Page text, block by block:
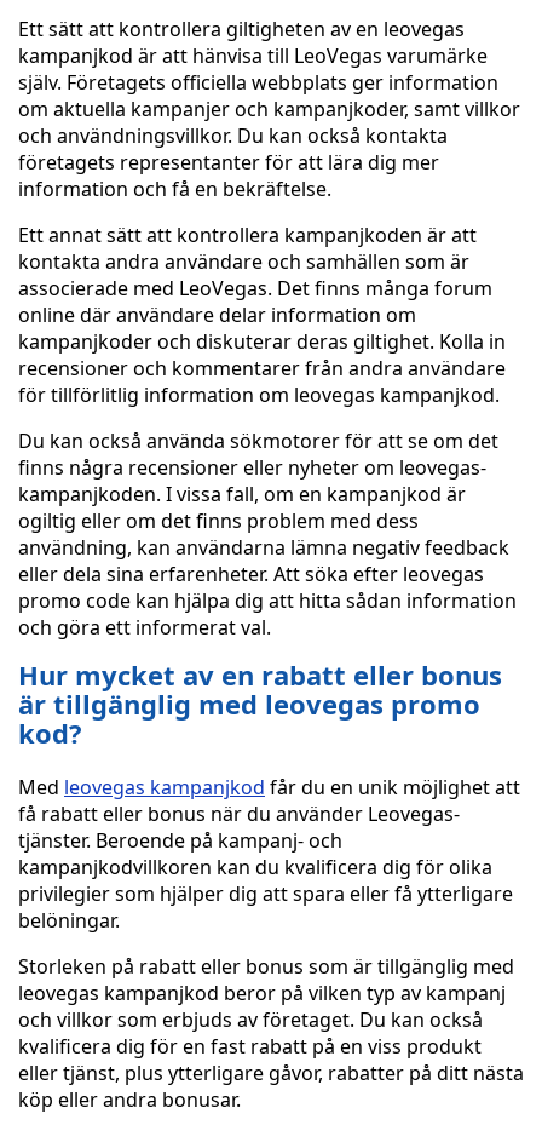
Ett sätt att kontrollera giltigheten av en leovegas
kampanjkod är att hänvisa till LeoVegas varumärke
själv. Företagets officiella webbplats ger information
om aktuella kampanjer och kampanjkoder, samt villkor
och användningsvillkor. Du kan också kontakta
företagets representanter för att lära dig mer
information och få en bekräftelse.
Ett annat sätt att kontrollera kampanjkoden är att
kontakta andra användare och samhällen som är
associerade med LeoVegas. Det finns många forum
online där användare delar information om
kampanjkoder och diskuterar deras giltighet. Kolla in
recensioner och kommentarer från andra användare
för tillförlitlig information om leovegas kampanjkod.
Du kan också använda sökmotorer för att se om det
finns några recensioner eller nyheter om leovegas-
kampanjkoden. I vissa fall, om en kampanjkod är
ogiltig eller om det finns problem med dess
användning, kan användarna lämna negativ feedback
eller dela sina erfarenheter. Att söka efter leovegas
promo code kan hjälpa dig att hitta sådan information
och göra ett informerat val.
Hur mycket av en rabatt eller bonus
är tillgänglig med leovegas promo
kod?
Med leovegas kampanjkod får du en unik möjlighet att
få rabatt eller bonus när du använder Leovegas-
tjänster. Beroende på kampanj- och
kampanjkodvillkoren kan du kvalificera dig för olika
privilegier som hjälper dig att spara eller få ytterligare
belöningar.
Storleken på rabatt eller bonus som är tillgänglig med
leovegas kampanjkod beror på vilken typ av kampanj
och villkor som erbjuds av företaget. Du kan också
kvalificera dig för en fast rabatt på en viss produkt
eller tjänst, plus ytterligare gåvor, rabatter på ditt nästa
köp eller andra bonusar.